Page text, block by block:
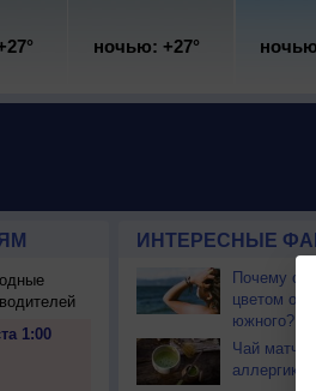
ночью: +27°
1:00
ИНТЕРЕСНЫЕ
Почему
цветом
южного?
Чай матча
аллергикам